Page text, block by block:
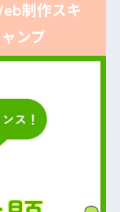
制作スキ
ンプ